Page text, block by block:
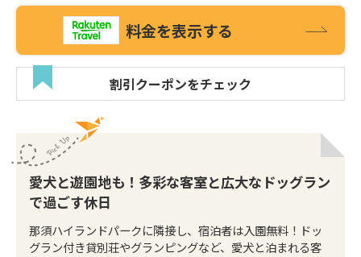
料金を表示する
割引クーポンをチェック
愛犬と遊園地も！多彩な客室と広大なドッグラン
で過ごす休日
那須ハイランドパークに隣接し、宿泊者は入園無料！ドッ
グラン付き貸別荘やグランピングなど、愛犬と泊まれる客